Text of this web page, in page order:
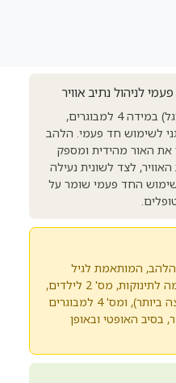
לניהול נתיב אוויר
להב לרינגוסקופ מקינטוש (מעוגל) במידה 4 למבוגרים,
לשימוש חד פעמי. הלהב
את האור מהידית ומספק
לצד לשונית נעילה
החד פעמי שומר על
המותאמת לגיל
ולמבנה המטופל: מס' 1 מתאימה לתינוקות, מס' 2 לילדים,
מס' 3 למבוגרים (המידה הנפוצה ביותר), ומס' 4 למבוגרים
בסיב האופטי ובאופן